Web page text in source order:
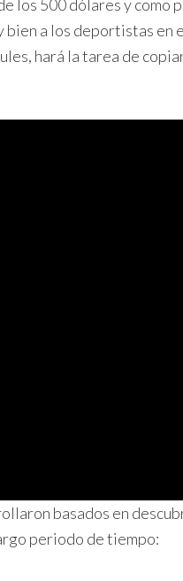
los 500 dólares y como
bien a los deportistas en
hará la tarea de
basados en
periodo de tiempo: